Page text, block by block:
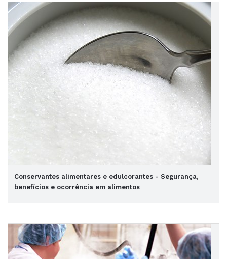
Conservantes alimentares e edulcorantes - Segurança,
benefícios e ocorrência em alimentos